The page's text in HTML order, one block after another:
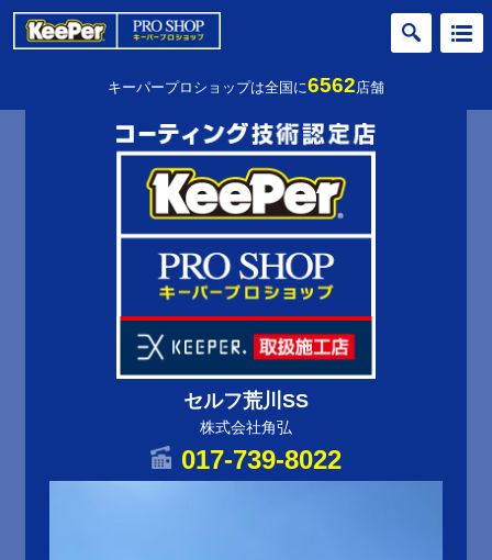
キーパープロショップは全国に6562店舗
セルフ荒川SS
株式会社角弘
017-739-8022